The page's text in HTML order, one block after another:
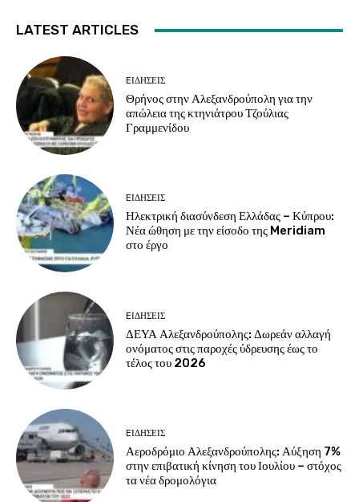
LATEST ARTICLES
EΙΔΗΣΕΙΣ
Θρήνος στην Αλεξανδρούπολη για την
απώλεια της κτηνιάτρου Τζούλιας
Γραμμενίδου
EΙΔΗΣΕΙΣ
Ηλεκτρική διασύνδεση Ελλάδας – Κύπρου:
Νέα ώθηση με την είσοδο της Meridiam
στο έργο
EΙΔΗΣΕΙΣ
ΔΕΥΑ Αλεξανδρούπολης: Δωρεάν αλλαγή
ονόματος στις παροχές ύδρευσης έως το
τέλος του 2026
EΙΔΗΣΕΙΣ
Αεροδρόμιο Αλεξανδρούπολης: Αύξηση 7%
στην επιβατική κίνηση του Ιουλίου – στόχος
τα νέα δρομολόγια